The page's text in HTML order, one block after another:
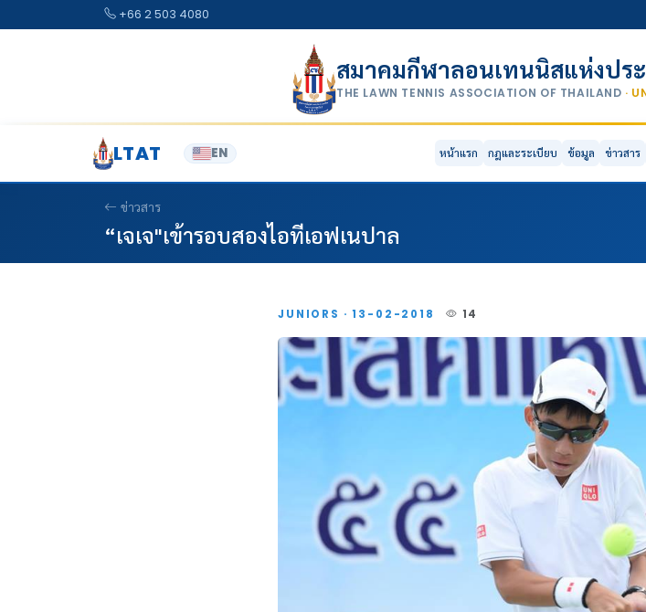
+66 2 503 4080
สมาคมกีฬาลอนเทนนิสแห่งปร
THE LAWN TENNIS ASSOCIATION OF THAILAND ·
LTAT EN หน้าแรก กฎและระเบียบ ข้อมูล ข่าวสาร
ข่าวสาร
“เจเจ"เข้ารอบสองไอทีเอฟเนปาล
JUNIORS · 13-02-2018 14